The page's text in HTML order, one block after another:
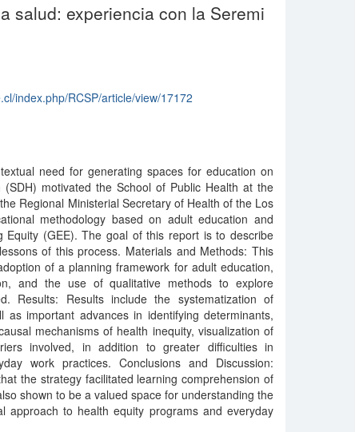
salud: experiencia con la Seremi
index.php/RCSP/article/view/17172
need for generating spaces for education on
motivated the School of Public Health at the
Regional Ministerial Secretary of Health of the Los
methodology based on adult education and
Equity (GEE). The goal of this report is to describe
of this process. Materials and Methods: This
of a planning framework for adult education,
and the use of qualitative methods to explore
Results: Results include the systematization of
as important advances in identifying determinants,
mechanisms of health inequity, visualization of
involved, in addition to greater difficulties in
work practices. Conclusions and Discussion:
the strategy facilitated learning comprehension of
shown to be a valued space for understanding the
approach to health equity programs and everyday